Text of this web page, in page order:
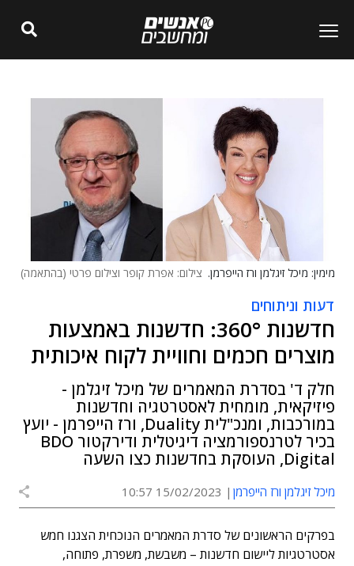
מימין: מיכל זיגלמן ורז הייפרמן. צילום: אפרת קופר וצילום פרטי (בהתאמה)
דעות וניתוחים
חדשנות 360°: חדשנות באמצעות
מוצרים חכמים וחוויית לקוח איכותית
חלק ד' בסדרת המאמרים של מיכל זיגלמן -
פיזיקאית, מומחית לאסטרטגיה וחדשנות
במורכבות, ומנכ"לית Duality, ורז הייפרמן - יועץ
בכיר לטרנספורמציה דיגיטלית ודירקטור BDO
Digital, העוסקת בחדשנות כצו השעה
מיכל זיגלמן ורז הייפרמן 15/02/2023 10:57
בפרקים הראשונים של סדרת המאמרים הנוכחית הצגנו חמש
אסטרטגיות ליישום חדשנות – משבשת, משפרת, פתוחה,